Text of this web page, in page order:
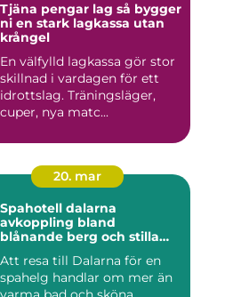
Tjäna pengar lag så bygger
ni en stark lagkassa utan
krångel
En välfylld lagkassa gör stor
skillnad i vardagen för ett
idrottslag. Träningsläger,
cuper, nya matc...
20. mar
Spahotell dalarna
avkoppling bland
blånande berg och stilla
Att resa till Dalarna för en
spahelg handlar om mer än